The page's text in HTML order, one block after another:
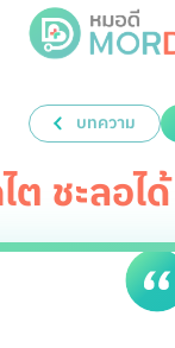
บทความ
ต ชะลอไ